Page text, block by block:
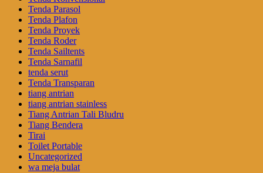
Tenda Parasol
Tenda Plafon
Tenda Proyek
Tenda Roder
Tenda Sailtents
Tenda Sarnafil
tenda serut
Tenda Transparan
tiang antrian
tiang antrian stainless
Tiang Antrian Tali Bludru
Tiang Bendera
Tirai
Toilet Portable
Uncategorized
wa meja bulat